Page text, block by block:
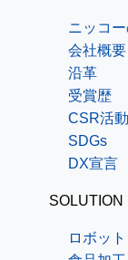
ニッコ
会社概要
沿革
受賞歴
CSR活動
SDGs
DX宣言
SOLUTION
ロボッ